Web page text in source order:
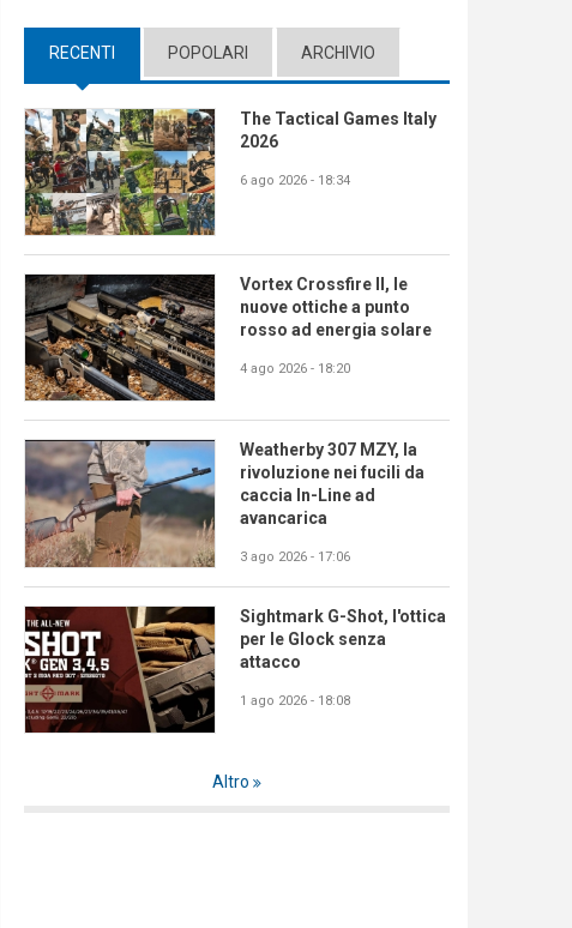
RECENTI (ACTIVE TAB)
POPOLARI ARCHIVIO
The Tactical Games Italy
2026
6 ago 2026 - 18:34
Vortex Crossfire II, le
nuove ottiche a punto
rosso ad energia solare
4 ago 2026 - 18:20
Weatherby 307 MZY, la
rivoluzione nei fucili da
caccia In-Line ad
avancarica
3 ago 2026 - 17:06
Sightmark G-Shot, l'ottica
per le Glock senza
attacco
1 ago 2026 - 18:08
Altro